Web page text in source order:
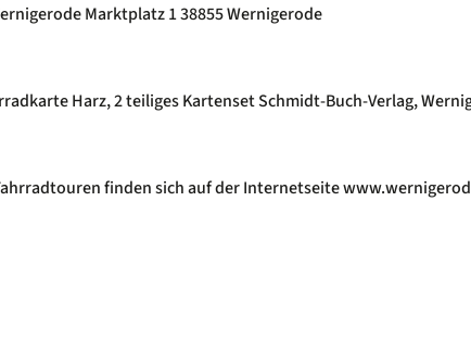
Marktplatz 1 38855 Wernigerode
Harz, 2 teiliges Kartenset Schmidt-Buch-Verlag,
finden sich auf der Internetseite